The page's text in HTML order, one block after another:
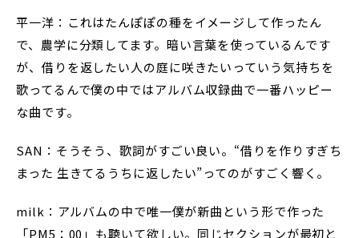
平一洋：これはたんぽぽの種をイメージして作ったん
で、農学に分類してます。暗い言葉を使っているんです
が、借りを返したい人の庭に咲きたいっていう気持ちを
歌ってるんで僕の中ではアルバム収録曲で一番ハッピー
な曲です。
SAN：そうそう、歌詞がすごい良い。“借りを作りすぎち
まった 生きてるうちに返したい”ってのがすごく響く。
milk：アルバムの中で唯一僕が新曲という形で作った
「PM5：00」も聴いて欲しい。同じセクションが最初と